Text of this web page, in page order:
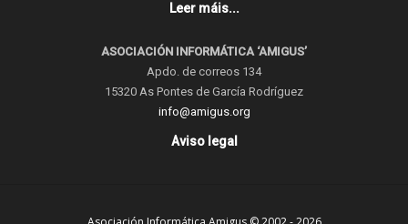
Leer máis...
ASOCIACIÓN INFORMÁTICA ‘AMIGUS’
Apdo. de correos 134
15320 As Pontes de García Rodríguez
info@amigus.org
Aviso legal